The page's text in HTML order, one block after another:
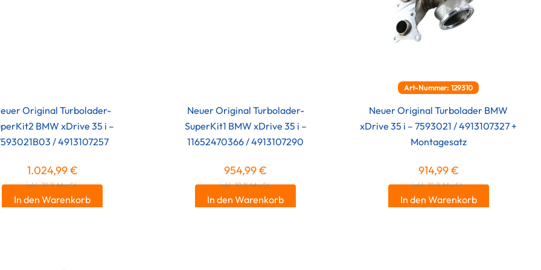
Original Turbolader-
BMW xDrive 35 i –
/ 4913107257
1.024,99€
inkl. 19 % MwSt.
In den Warenkorb
Neuer Original Turbolader-
SuperKit1 BMW xDrive 35 i –
11652470366 / 4913107290
954,99€
inkl. 19 % MwSt.
In den Warenkorb
Art-Nummer: 129310
Neuer Original Turbolader BMW
xDrive 35 i – 7593021 / 4913107327 +
Montagesatz
914,99€
inkl. 19 % MwSt.
In den Warenkorb